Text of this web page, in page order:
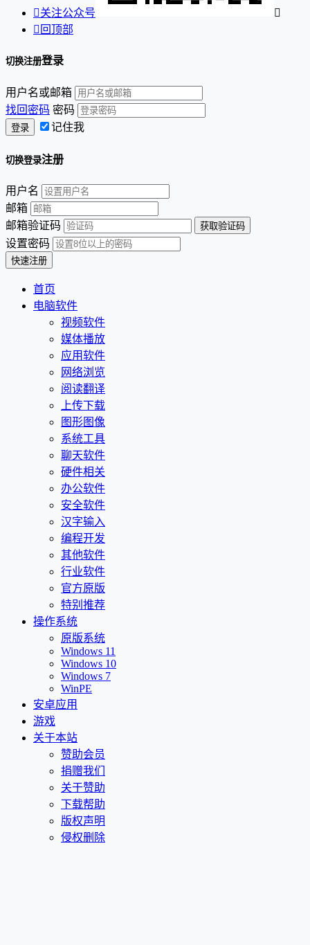
关注公众号

 回顶部
切换注册登录
用户名或邮箱
找回密码 密码
记住我
切换登录注册
用户名
邮箱
邮箱验证码
设置密码
首页
电脑软件
视频软件
媒体播放
应用软件
网络浏览
阅读翻译
上传下载
图形图像
系统工具
聊天软件
硬件相关
办公软件
安全软件
汉字输入
编程开发
其他软件
行业软件
官方原版
特别推荐
操作系统
原版系统
Windows 11
Windows 10
Windows 7
WinPE
安卓应用
游戏
关于本站
赞助会员
捐赠我们
关于赞助
下载帮助
版权声明
侵权删除